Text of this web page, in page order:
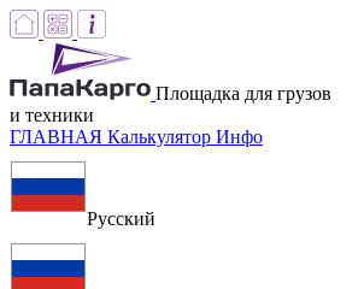
Площадка для грузов
и техники
ГЛАВНАЯ Калькулятор Инфо
Русский